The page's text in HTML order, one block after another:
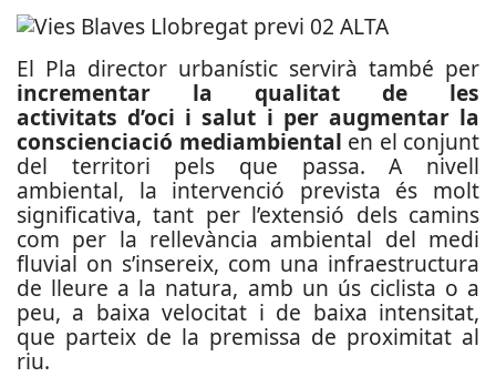
El Pla director urbanístic servirà també per
incrementar la qualitat de les
activitats d’oci i salut i per augmentar la
conscienciació mediambiental en el conjunt
del territori pels que passa. A nivell
ambiental, la intervenció prevista és molt
significativa, tant per l’extensió dels camins
com per la rellevància ambiental del medi
fluvial on s’insereix, com una infraestructura
de lleure a la natura, amb un ús ciclista o a
peu, a baixa velocitat i de baixa intensitat,
que parteix de la premissa de proximitat al
riu.